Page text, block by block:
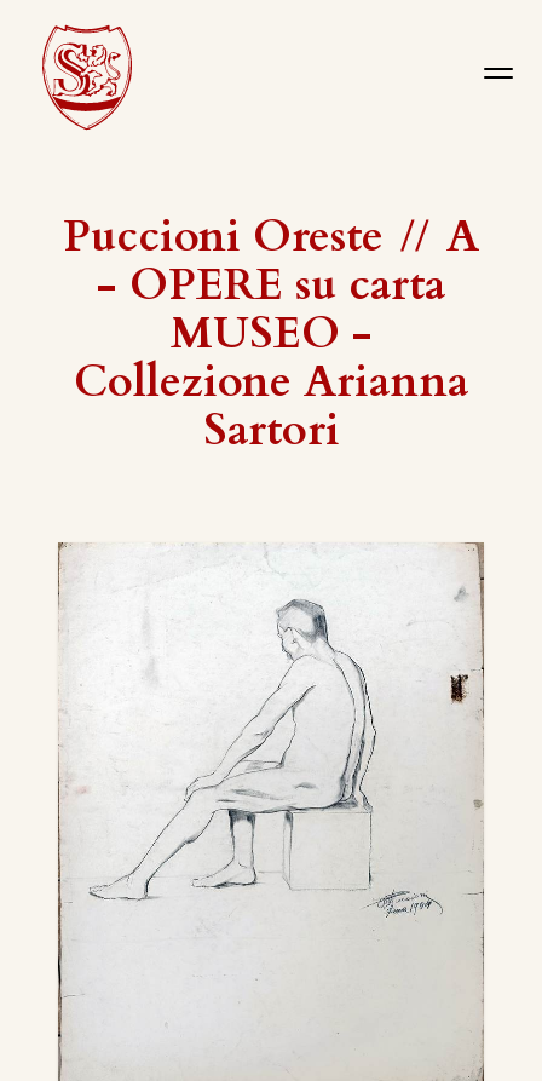
Puccioni Oreste // A
- OPERE su carta
MUSEO -
Collezione Arianna
Sartori